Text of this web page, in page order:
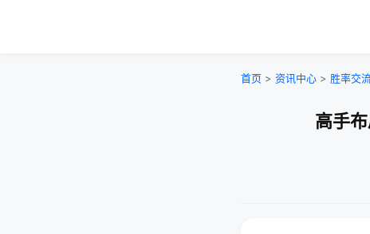
首页 > 资讯中心 > 胜率交
高手